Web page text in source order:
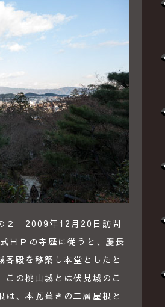
２ 2009年12月20日訪問
Ｐの寺歴に従うと、慶長
殿を移築し本堂としたと
この桃山城とは伏見城のこ
、本瓦葺きの二層屋根と